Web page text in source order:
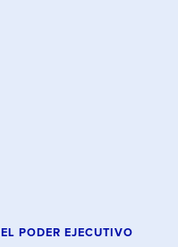
PODER EJECUTIVO